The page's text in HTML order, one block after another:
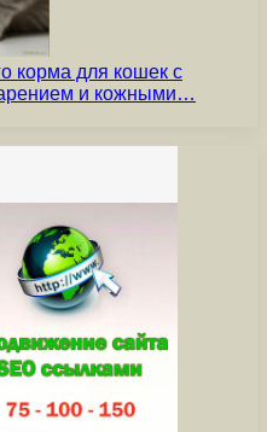
корма для кошек с
и кожными…